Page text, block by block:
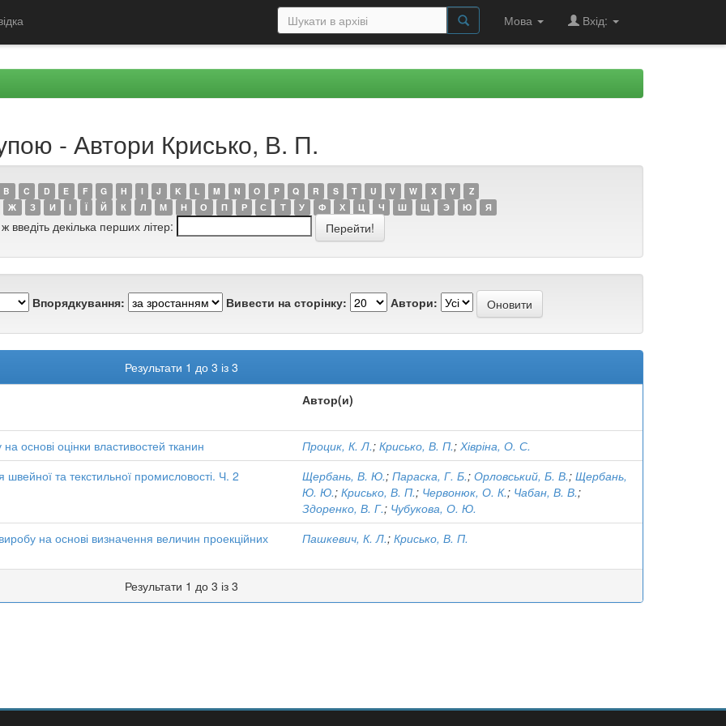
Мова Вхід:
- Автори Крисько, В. П.
B C D E F G H I J K L M N O P Q R S T U V W X Y
Z
Ж З И І Ї Й К Л М Н О П Р С Т У Ф Х Ц Ч Ш Щ Э Ю Я
введіть декілька перших літер:
Впорядкування: Вивести на сторінку: Автори:
Результати 1 до 3 із 3
Автор(и)
основі оцінки властивостей тканин Процик, К. Л.; Крисько, В. П.; Хівріна, О. С.
швейної та текстильної промисловості. Ч. 2 Щербань, В. Ю.; Параска, Г. Б.; Орловський, Б. В.; Щербань,
Ю. Ю.; Крисько, В. П.; Червонюк, О. К.; Чабан, В. В.;
Здоренко, В. Г.; Чубукова, О. Ю.
на основі визначення величин проекційних
Пашкевич, К. Л.; Крисько, В. П.
Результати 1 до 3 із 3